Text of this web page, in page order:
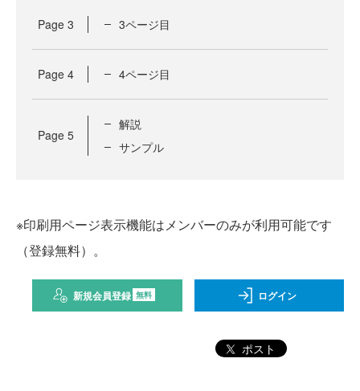
Page 3 3ページ目
Page 4 4ページ目
Page 5
解説
サンプル
※印刷用ページ表示機能はメンバーのみが利用可能です
（登録無料）。
新規会員登録 無料 ログイン
ポスト